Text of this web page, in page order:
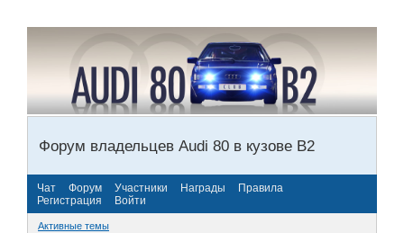
Форум владельцев Audi 80 в кузове В2
Чат Форум Участники Награды
Правила
Регистрация
Войти
Активные темы